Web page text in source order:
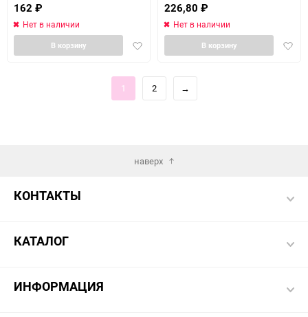
162 ₽
Нет в наличии
Добавить
В корзину
226,80 ₽
Нет в наличии
В корзину
1 2 →
наверх
КОНТАКТЫ
КАТАЛОГ
ИНФОРМАЦИЯ